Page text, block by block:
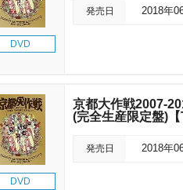
DVD
発売日 2018年
DVD
京都大作戦2007-
(完全生産限定盤)【
発売日 2018年